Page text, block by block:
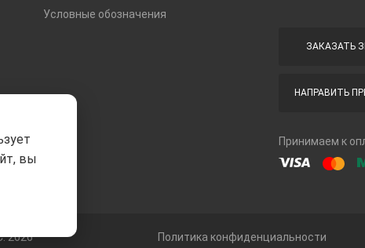
Условные обозначения
ЗАКАЗАТЬ
НАПРАВИТЬ
Принимаем к
2026 Политика конфиденциальности
вы